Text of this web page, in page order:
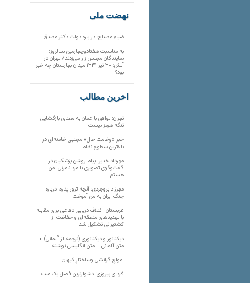
نهضت ملی
ضیاء مصباح: در باره دولت دکتر مصدق
به مناسبت هفتادوچهارمین سالروز:
نمایندگان مجلس زار می‌زدند/ تهران در
آتش؛ ۳۰ تیر ۱۳۳۱ میدان بهارستان چه خبر
بود؟
آخرین مطالب
تهران: توافق با عمان به معنای بازگشایی
تنگه هرمز نیست
خبر «وخامت حال» مجتبی خامنه‌ای در
بالاترین سطوح نظام
مهرداد خدیر: پیام روشن پزشکیان در
گفت‌و‌گوی تصویری با مرد نامرئی: من
هستم!
مهرزاد بروجردی: آنچه ترور پدرم درباره
جنگ ایران به من آموخت
عربستان: ائتلاف دریایی دفاعی برای مقابله
با تهدیدهای منطقه‌ای و حفاظت از
کشتیرانی تشکیل شد
دیکتاتور و دیکتاتوری (ترجمه از آلمانی) +
متن آلمانی + متن انگلیسی نوشته
‌امواجِ گرانشی وساختارِ کیهان
فردای پیروزی؛ دشوارترین فصل یک ملت